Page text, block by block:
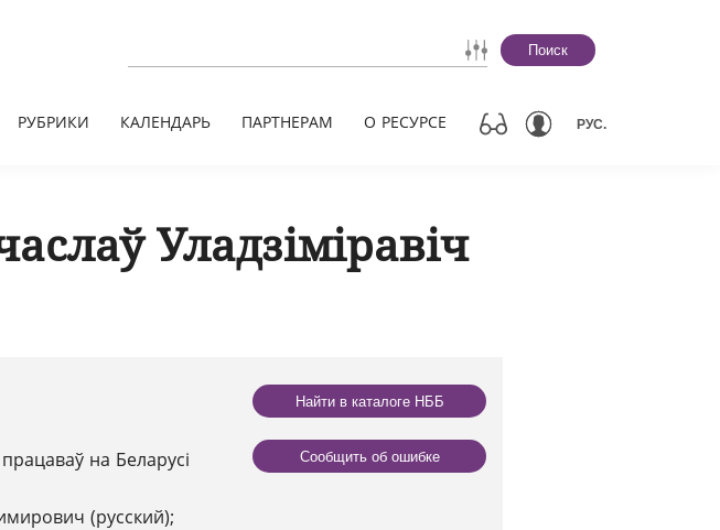
Поиск
РУБРИКИ КАЛЕНДАРЬ ПАРТНЕРАМ О РЕСУРСЕ РУС.
Уладзіміравіч
на Беларусі
(русский);
Найти в каталоге НББ
Сообщить об ошибке